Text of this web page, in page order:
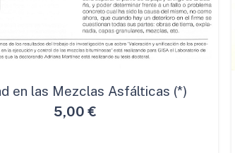
en las Mezclas Asfálticas (*)
5,00€